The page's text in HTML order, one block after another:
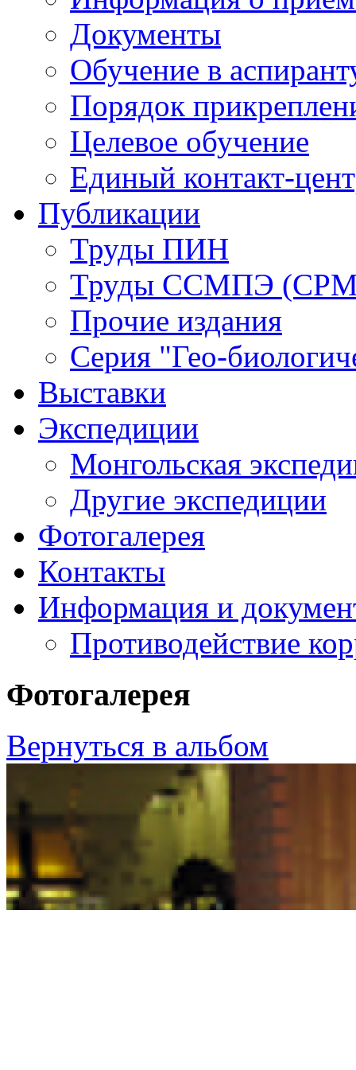
Документы
Обучение в
Порядок
Целевое обучение
Единый контакт-
Публикации
Труды ПИН
Труды ССМПЭ
Прочие издания
Серия "Гео-
Выставки
Экспедиции
Монгольская
Другие экспедиции
Фотогалерея
Контакты
Информация и
Противодействие
Фотогалерея
Вернуться в альбом